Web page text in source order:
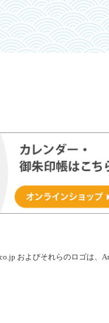
およびそれらのロゴは、